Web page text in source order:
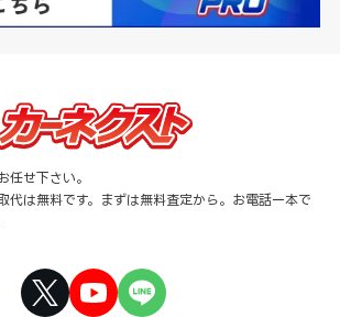
任せ下さい。
代は無料です。まずは無料査定から。お電話一本で